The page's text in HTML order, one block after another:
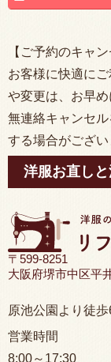
【ご予約のキャ
お客様に快適に
や変更は、お早め
無連絡キャンセ
する場合がござい
洋服お直し
〒599-8251
大阪府堺市中区平
原池公園より徒歩
営業時間
8:00～17:30